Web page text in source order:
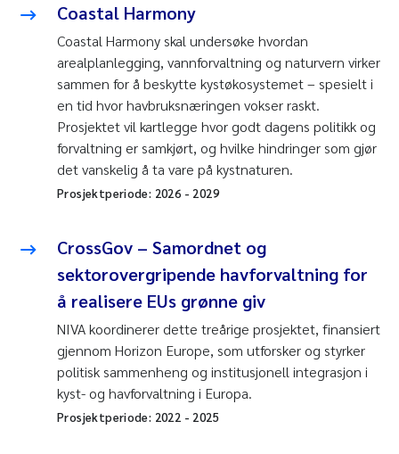
Coastal Harmony
Coastal Harmony skal undersøke hvordan
arealplanlegging, vannforvaltning og naturvern virker
sammen for å beskytte kystøkosystemet – spesielt i
en tid hvor havbruksnæringen vokser raskt.
Prosjektet vil kartlegge hvor godt dagens politikk og
forvaltning er samkjørt, og hvilke hindringer som gjør
det vanskelig å ta vare på kystnaturen.
Prosjektperiode: 2026 - 2029
CrossGov – Samordnet og
sektorovergripende havforvaltning for
å realisere EUs grønne giv
NIVA koordinerer dette treårige prosjektet, finansiert
gjennom Horizon Europe, som utforsker og styrker
politisk sammenheng og institusjonell integrasjon i
kyst- og havforvaltning i Europa.
Prosjektperiode: 2022 - 2025